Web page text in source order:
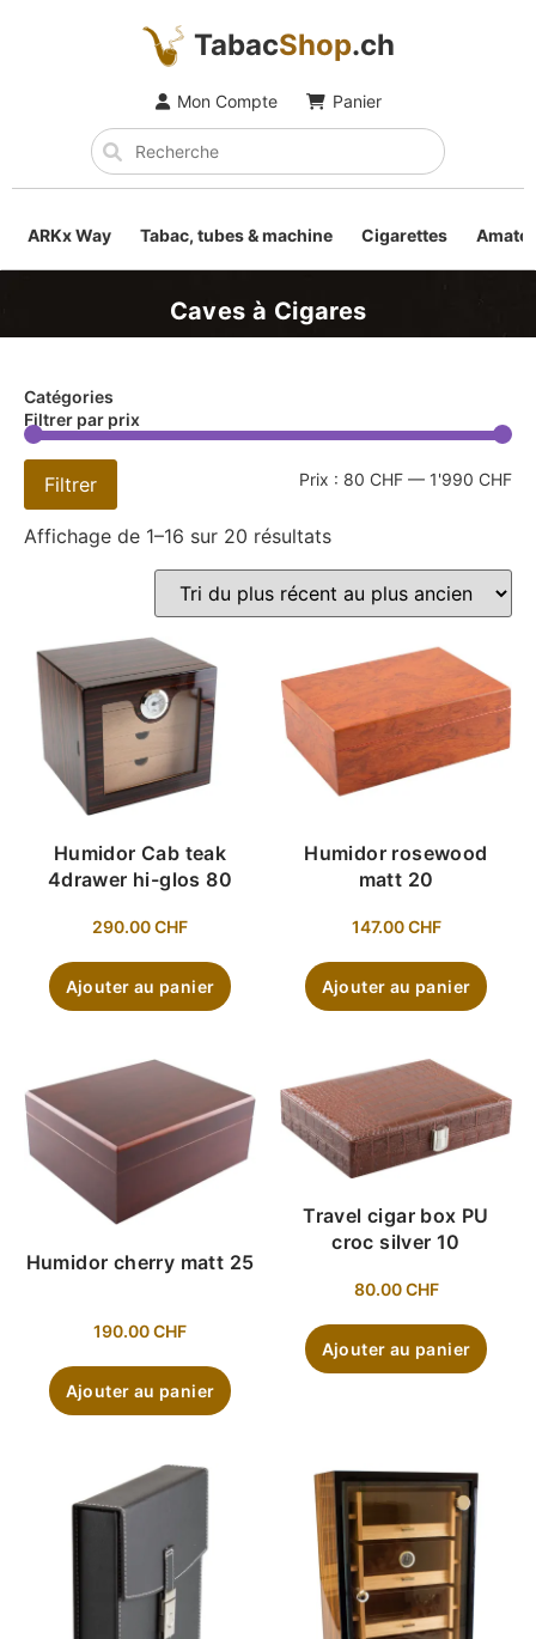
TabacShop.ch
Mon Compte Panier
ARKx Way Tabac, tubes & machine Cigarettes
Caves à Cigares
Catégories
Filtrer par prix
Filtrer Prix : 80 CHF — 1'990 CHF
Affichage de 1–16 sur 20 résultats
Humidor Cab teak
4drawer hi-glos 80
290.00CHF
Ajouter au panier
Humidor rosewood
matt 20
147.00CHF
Ajouter au panier
Humidor cherry matt 25
190.00CHF
Ajouter au panier
Travel cigar box PU
croc silver 10
80.00CHF
Ajouter au panier